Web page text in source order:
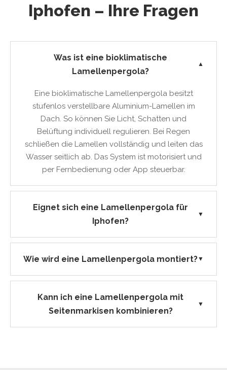
Iphofen – Ihre Fragen
Was ist eine bioklimatische
Lamellenpergola?
▼
Eine bioklimatische Lamellenpergola besitzt
stufenlos verstellbare Aluminium-Lamellen im
Dach. So können Sie Licht, Schatten und
Belüftung individuell regulieren. Bei Regen
schließen die Lamellen vollständig und leiten das
Wasser seitlich ab. Das System ist motorisiert und
per Fernbedienung oder App steuerbar.
Eignet sich eine Lamellenpergola für
Iphofen?
▼
Wie wird eine Lamellenpergola montiert?▼
Kann ich eine Lamellenpergola mit
Seitenmarkisen kombinieren?
▼